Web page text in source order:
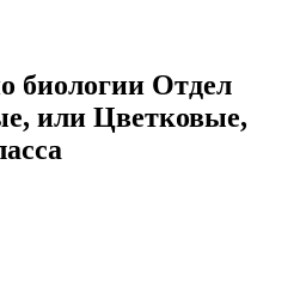
биологии Отдел
или Цветковые,